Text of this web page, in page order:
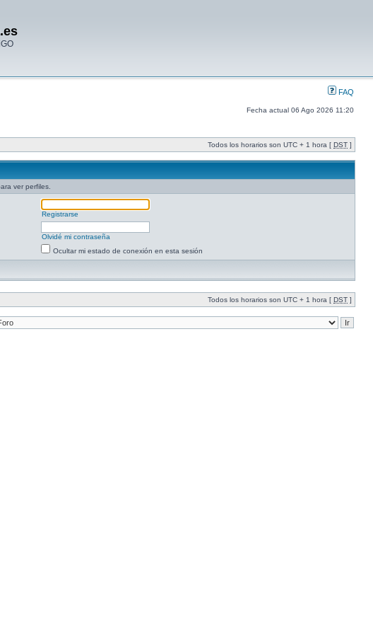
FAQ
Fecha actual 06 Ago 2026 11:20
Todos los horarios son UTC + 1 hora [ DST ]
ver perfiles.
Registrarse
Olvidé mi contraseña
Ocultar mi estado de conexión en esta sesión
Todos los horarios son UTC + 1 hora [ DST ]